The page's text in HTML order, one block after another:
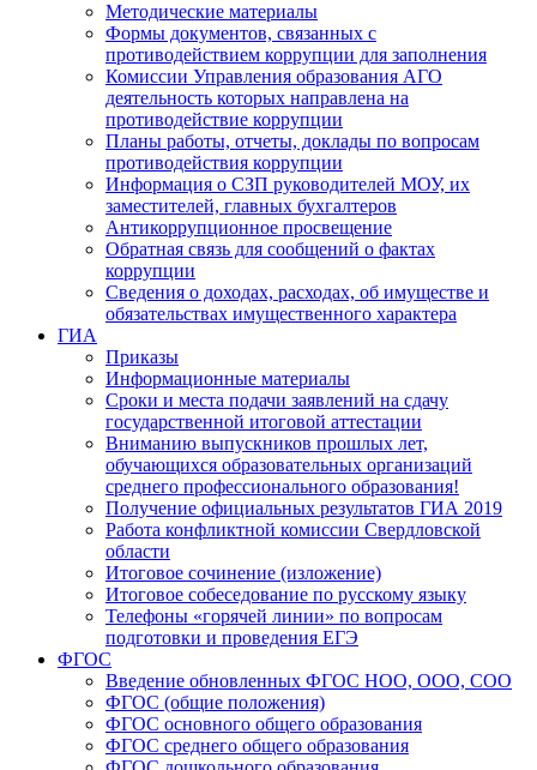
Методические материалы
Формы документов, связанных с
противодействием коррупции для заполнения
Комиссии Управления образования АГО
деятельность которых направлена на
противодействие коррупции
Планы работы, отчеты, доклады по вопросам
противодействия коррупции
Информация о СЗП руководителей МОУ, их
заместителей, главных бухгалтеров
Антикоррупционное просвещение
Обратная связь для сообщений о фактах
коррупции
Сведения о доходах, расходах, об имуществе и
обязательствах имущественного характера
ГИА
Приказы
Информационные материалы
Сроки и места подачи заявлений на сдачу
государственной итоговой аттестации
Вниманию выпускников прошлых лет,
обучающихся образовательных организаций
среднего профессионального образования!
Получение официальных результатов ГИА 2019
Работа конфликтной комиссии Свердловской
области
Итоговое сочинение (изложение)
Итоговое собеседование по русскому языку
Телефоны «горячей линии» по вопросам
подготовки и проведения ЕГЭ
ФГОС
Введение обновленных ФГОС НОО, ООО, СОО
ФГОС (общие положения)
ФГОС основного общего образования
ФГОС среднего общего образования